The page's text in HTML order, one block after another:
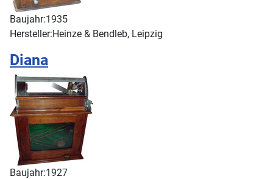
Baujahr:1935
Hersteller:Heinze & Bendleb, Leipzig
Diana
Baujahr:1927